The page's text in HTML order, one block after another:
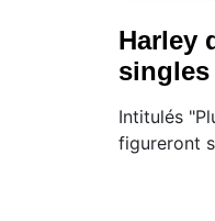
Harley
singles
Intitulés
figureront